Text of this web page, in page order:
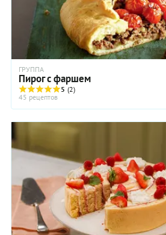
ГРУППА
Пирог с фаршем
5 (2)
45 рецептов